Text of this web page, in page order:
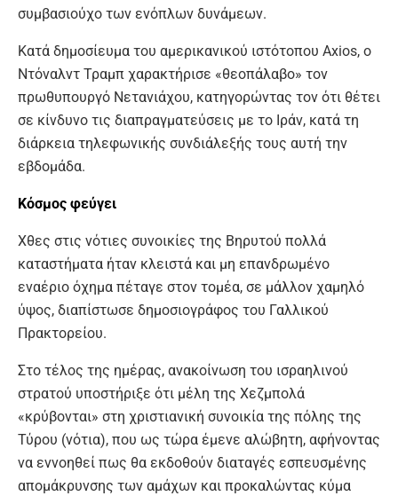
συμβασιούχο των ενόπλων δυνάμεων.
Κατά δημοσίευμα του αμερικανικού ιστότοπου Axios, ο
Ντόναλντ Τραμπ χαρακτήρισε «θεοπάλαβο» τον
πρωθυπουργό Νετανιάχου, κατηγορώντας τον ότι θέτει
σε κίνδυνο τις διαπραγματεύσεις με το Ιράν, κατά τη
διάρκεια τηλεφωνικής συνδιάλεξής τους αυτή την
εβδομάδα.
Κόσμος φεύγει
Χθες στις νότιες συνοικίες της Βηρυτού πολλά
καταστήματα ήταν κλειστά και μη επανδρωμένο
εναέριο όχημα πέταγε στον τομέα, σε μάλλον χαμηλό
ύψος, διαπίστωσε δημοσιογράφος του Γαλλικού
Πρακτορείου.
Στο τέλος της ημέρας, ανακοίνωση του ισραηλινού
στρατού υποστήριξε ότι μέλη της Χεζμπολά
«κρύβονται» στη χριστιανική συνοικία της πόλης της
Τύρου (νότια), που ως τώρα έμενε αλώβητη, αφήνοντας
να εννοηθεί πως θα εκδοθούν διαταγές εσπευσμένης
απομάκρυνσης των αμάχων και προκαλώντας κύμα